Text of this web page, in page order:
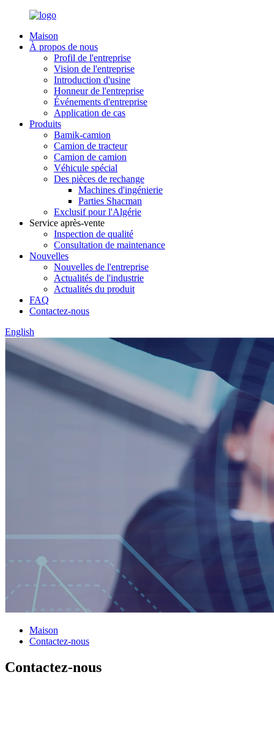
Maison
À propos de nous
Profil de l'entreprise
Vision de l'entreprise
Introduction d'usine
Honneur de l'entreprise
Événements d'entreprise
Application de cas
Produits
Bamik-camion
Camion de tracteur
Camion de camion
Véhicule spécial
Des pièces de rechange
Machines d'ingénierie
Parties Shacman
Exclusif pour l'Algérie
Service après-vente
Inspection de qualité
Consultation de maintenance
Nouvelles
Nouvelles de l'entreprise
Actualités de l'industrie
Actualités du produit
FAQ
Contactez-nous
English
Maison
Contactez-nous
Contactez-nous